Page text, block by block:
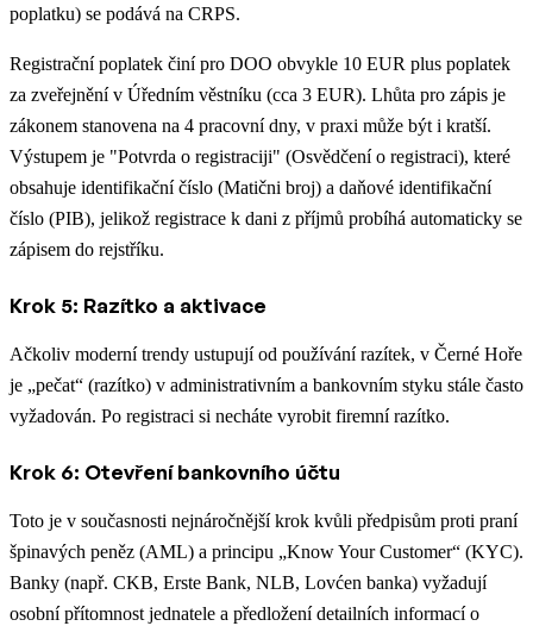
poplatku) se podává na CRPS.
Registrační poplatek činí pro DOO obvykle 10 EUR plus poplatek
za zveřejnění v Úředním věstníku (cca 3 EUR). Lhůta pro zápis je
zákonem stanovena na 4 pracovní dny, v praxi může být i kratší.
Výstupem je "Potvrda o registraciji" (Osvědčení o registraci), které
obsahuje identifikační číslo (Matični broj) a daňové identifikační
číslo (PIB), jelikož registrace k dani z příjmů probíhá automaticky se
zápisem do rejstříku.
Krok 5: Razítko a aktivace
Ačkoliv moderní trendy ustupují od používání razítek, v Černé Hoře
je „pečat“ (razítko) v administrativním a bankovním styku stále často
vyžadován. Po registraci si necháte vyrobit firemní razítko.
Krok 6: Otevření bankovního účtu
Toto je v současnosti nejnáročnější krok kvůli předpisům proti praní
špinavých peněz (AML) a principu „Know Your Customer“ (KYC).
Banky (např. CKB, Erste Bank, NLB, Lovćen banka) vyžadují
osobní přítomnost jednatele a předložení detailních informací o